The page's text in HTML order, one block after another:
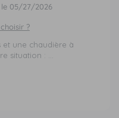
le 05/27/2026
?
une chaudière à
situation : ...